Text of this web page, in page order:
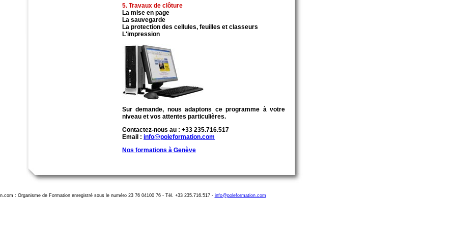
5. Travaux de clôture
La mise en page
La sauvegarde
La protection des cellules, feuilles et classeurs
L'impression
Sur demande, nous adaptons ce programme à votre
niveau et vos attentes particulières.
Contactez-nous au : +33 235.716.517
Email : info@poleformation.com
Nos formations à Genève
: Organisme de Formation enregistré sous le numéro 23 76 04100 76 - Tél. +33 235.716.517 - info@poleformation.com